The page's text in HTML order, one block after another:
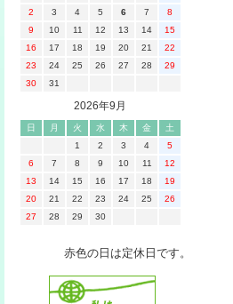
2
3 4 5 6 7
8
9
10 11 12 13 14
15
16
17 18 19 20 21
22
23
24 25 26 27 28
29
30
31
2026年9月
日 月 火 水 木 金
土
1
2 3 4
5
6
7 8 9 10 11
12
13
14 15 16 17 18
19
20
21 22 23 24 25
26
27
28 29 30
赤色の日は定休日です。